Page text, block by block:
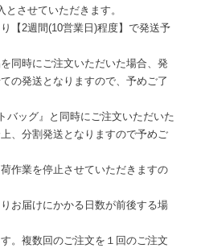
させていただきます。
【2週間(10営業日)程度】で発送予
同時にご注文いただいた場合、発
の発送となりますので、予めご了
バッグ』と同時にご注文いただいた
、分割発送となりますので予めご
作業を停止させていただきますの
お届けにかかる日数が前後する場
。複数回のご注文を１回のご注文